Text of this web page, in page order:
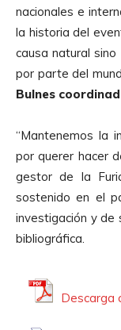
c
t
o
r
d
A
u
d
i
o
nacionales e
la historia del
causa natural
por parte del
Bulnes
“Mantenemos la
por querer hacer
gestor de la
sostenido en el
investigación y de
bibliográfica.
Descarga